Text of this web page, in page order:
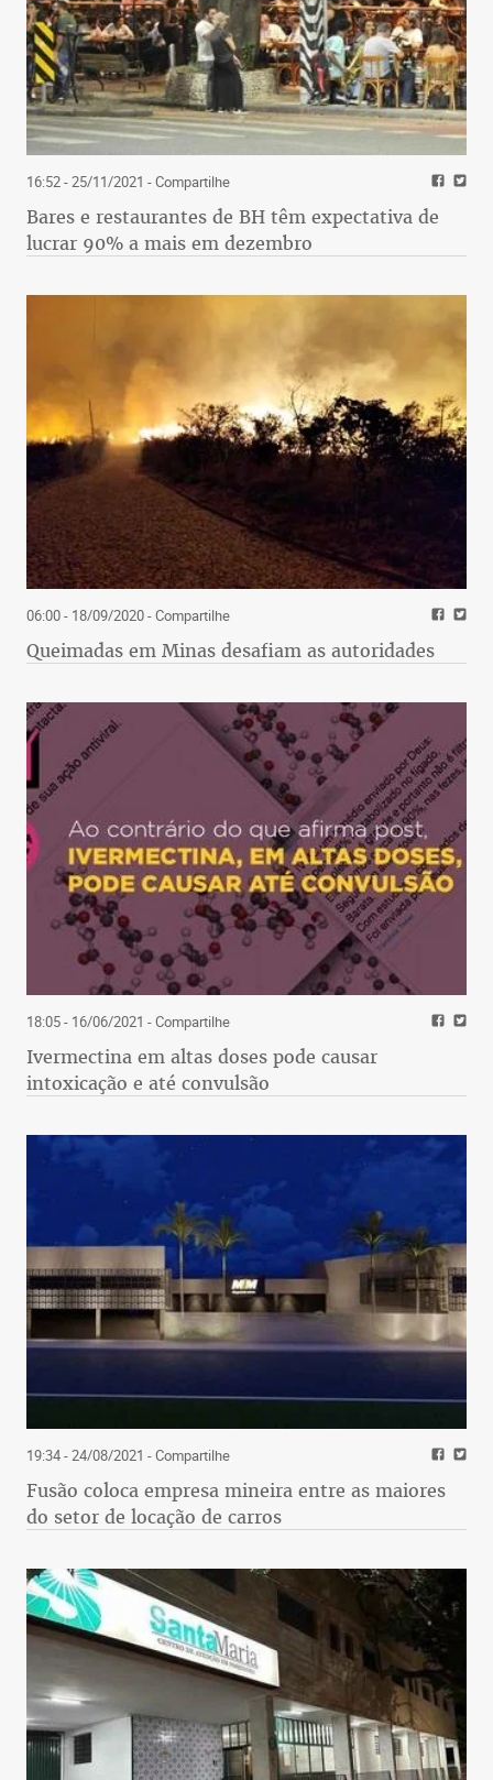
16:52 - 25/11/2021 - Compartilhe
Bares e restaurantes de BH têm expectativa de
lucrar 90% a mais em dezembro
06:00 - 18/09/2020- Compartilhe
Queimadas em Minas desafiam as autoridades
18:05 - 16/06/2021 - Compartilhe
Ivermectina em altas doses pode causar
intoxicação e até convulsão
19:34 - 24/08/2021 - Compartilhe
Fusão coloca empresa mineira entre as maiores
do setor de locação de carros